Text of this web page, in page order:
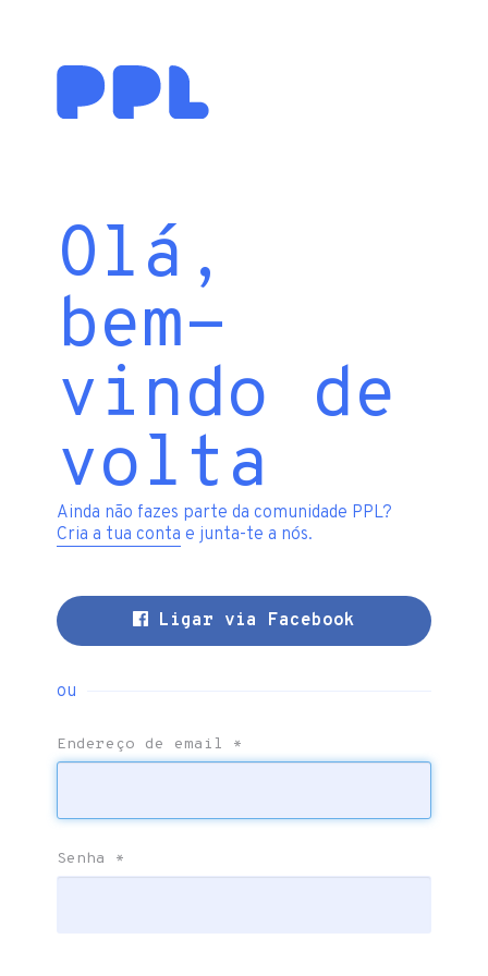
Olá,
bem-
vindo de
volta
Ainda não fazes parte da comunidade PPL?
Cria a tua conta e junta-te a nós.
Ligar via Facebook
ou
Endereço de email *
Senha *